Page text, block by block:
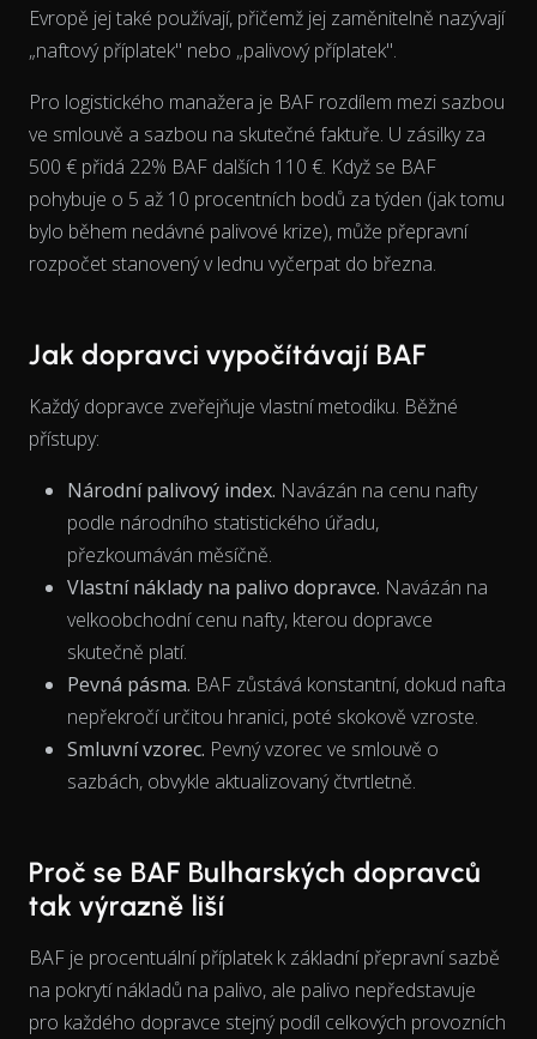
View as data table, Chart
Evropě jej také používají, přičemž jej zaměnitelně nazývají
„naftový příplatek" nebo „palivový příplatek".
Pro logistického manažera je BAF rozdílem mezi sazbou
ve smlouvě a sazbou na skutečné faktuře. U zásilky za
500 € přidá 22% BAF dalších 110 €. Když se BAF
pohybuje o 5 až 10 procentních bodů za týden (jak tomu
bylo během nedávné palivové krize), může přepravní
rozpočet stanovený v lednu vyčerpat do března.
Jak dopravci vypočítávají BAF
Každý dopravce zveřejňuje vlastní metodiku. Běžné
přístupy:
Národní palivový index. Navázán na cenu nafty
podle národního statistického úřadu,
přezkoumáván měsíčně.
Vlastní náklady na palivo dopravce. Navázán na
velkoobchodní cenu nafty, kterou dopravce
skutečně platí.
Pevná pásma. BAF zůstává konstantní, dokud nafta
nepřekročí určitou hranici, poté skokově vzroste.
Smluvní vzorec. Pevný vzorec ve smlouvě o
sazbách, obvykle aktualizovaný čtvrtletně.
Proč se BAF Bulharských dopravců
tak výrazně liší
BAF je procentuální příplatek k základní přepravní sazbě
na pokrytí nákladů na palivo, ale palivo nepředstavuje
pro každého dopravce stejnýpodíl celkových provozních